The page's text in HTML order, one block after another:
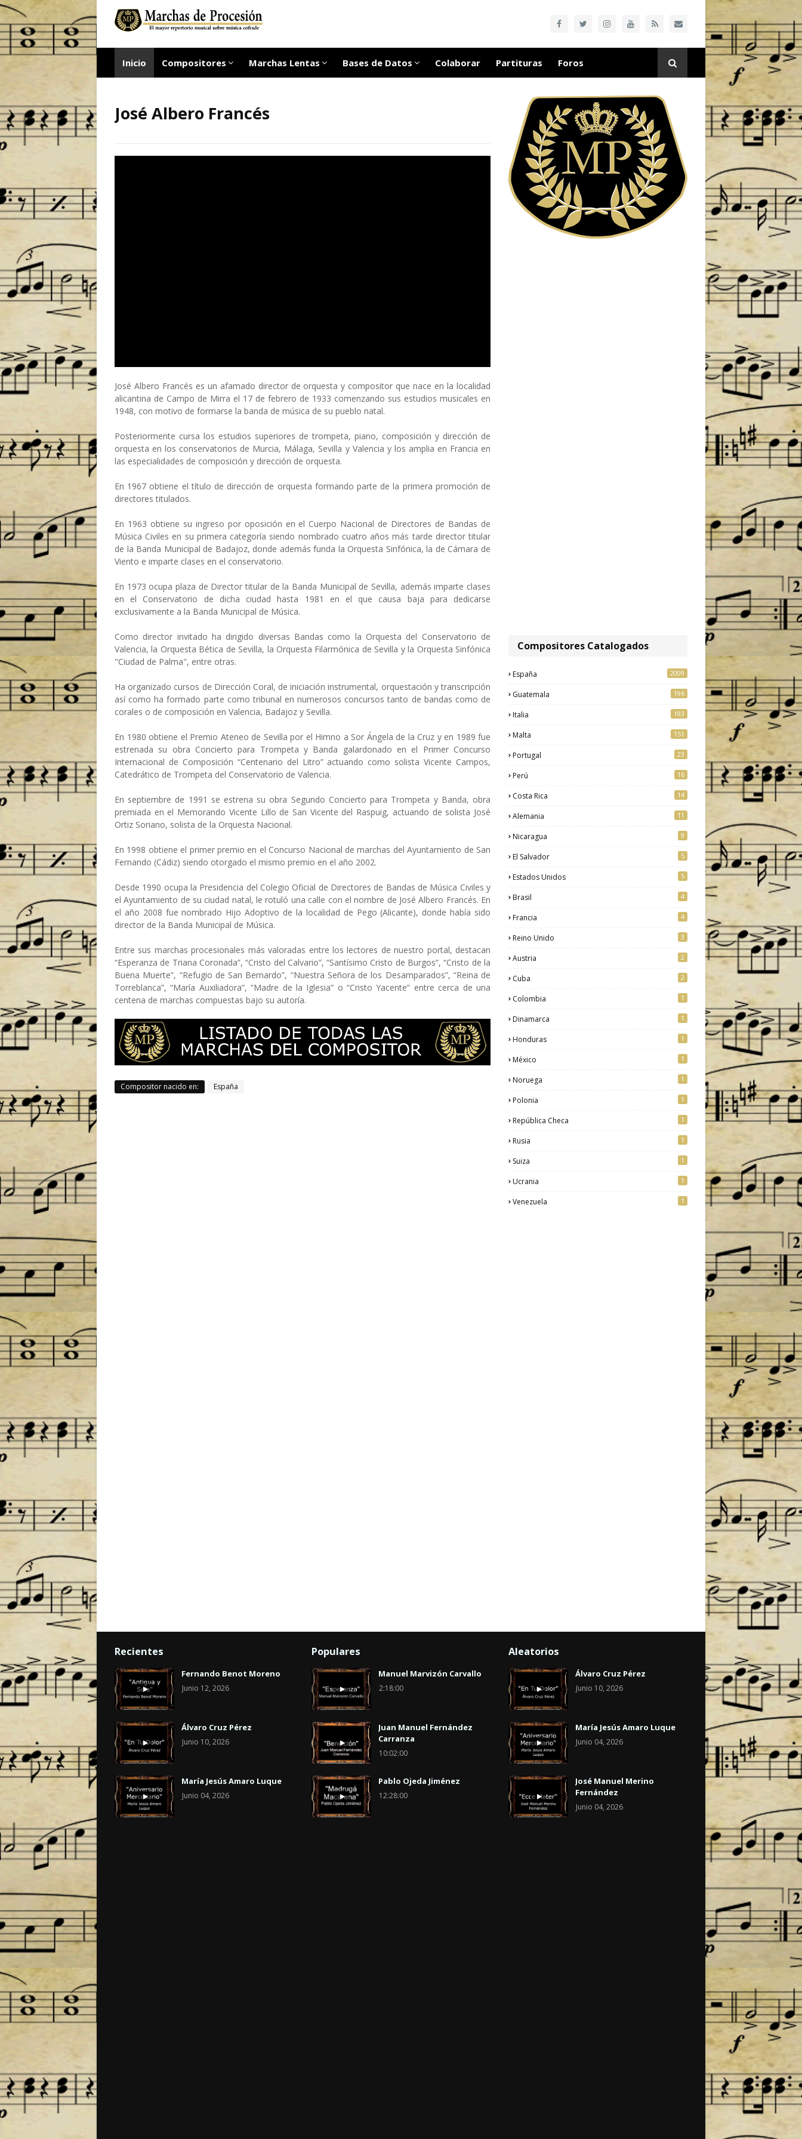
Inicio Compositores Marchas Lentas Bases de Datos Colaborar Partituras Foros
José Albero Francés
José Albero Francés es un afamado director de orquesta y compositor que nace en la localidad
alicantina de Campo de Mirra el 17 de febrero de 1933 comenzando sus estudios musicales en
1948, con motivo de formarse la banda de música de su pueblo natal.
Posteriormente cursa los estudios superiores de trompeta, piano, composición y dirección de
orquesta en los conservatorios de Murcia, Málaga, Sevilla y Valencia y los amplia en Francia en
las especialidades de composición y dirección de orquesta.
En 1967 obtiene el título de dirección de orquesta formando parte de la primera promoción de
directores titulados.
En 1963 obtiene su ingreso por oposición en el Cuerpo Nacional de Directores de Bandas de
Música Civiles en su primera categoría siendo nombrado cuatro años más tarde director titular
de la Banda Municipal de Badajoz, donde además funda la Orquesta Sinfónica, la de Cámara de
Viento e imparte clases en el conservatorio.
En 1973 ocupa plaza de Director titular de la Banda Municipal de Sevilla, además imparte clases
en el Conservatorio de dicha ciudad hasta 1981 en el que causa baja para dedicarse
exclusivamente a la Banda Municipal de Música.
Como director invitado ha dirigido diversas Bandas como la Orquesta del Conservatorio de
Valencia, la Orquesta Bética de Sevilla, la Orquesta Filarmónica de Sevilla y la Orquesta Sinfónica
"Ciudad de Palma", entre otras.
Ha organizado cursos de Dirección Coral, de iniciación instrumental, orquestación y transcripción
así como ha formado parte como tribunal en numerosos concursos tanto de bandas como de
corales o de composición en Valencia, Badajoz y Sevilla.
En 1980 obtiene el Premio Ateneo de Sevilla por el Himno a Sor Ángela de la Cruz y en 1989 fue
estrenada su obra Concierto para Trompeta y Banda galardonado en el Primer Concurso
Internacional de Composición “Centenario del Litro” actuando como solista Vicente Campos,
Catedrático de Trompeta del Conservatorio de Valencia.
En septiembre de 1991 se estrena su obra Segundo Concierto para Trompeta y Banda, obra
premiada en el Memorando Vicente Lillo de San Vicente del Raspuig, actuando de solista José
Ortiz Soriano, solista de la Orquesta Nacional.
En 1998 obtiene el primer premio en el Concurso Nacional de marchas del Ayuntamiento de San
Fernando (Cádiz) siendo otorgado el mismo premio en el año 2002.
Desde 1990 ocupa la Presidencia del Colegio Oficial de Directores de Bandas de Música Civiles y
el Ayuntamiento de su ciudad natal, le rotuló una calle con el nombre de José Albero Francés. En
el año 2008 fue nombrado Hijo Adoptivo de la localidad de Pego (Alicante), donde había sido
director de la Banda Municipal de Música.
Entre sus marchas procesionales más valoradas entre los lectores de nuestro portal, destacan
“Esperanza de Triana Coronada”, “Cristo del Calvario”, “Santísimo Cristo de Burgos”, “Cristo de la
Buena Muerte”, “Refugio de San Bernardo”, “Nuestra Señora de los Desamparados”, “Reina de
Torreblanca”, “María Auxiliadora”, “Madre de la Iglesia” o “Cristo Yacente” entre cerca de una
centena de marchas compuestas bajo su autoría.
Compositor nacido en: España
Compositores Catalogados
España 2009
Guatemala 196
Italia 193
Malta 151
Portugal 23
Perú 16
Costa Rica 14
Alemania 11
Nicaragua 9
El Salvador 5
Estados Unidos 5
Brasil 4
Francia 4
Reino Unido 3
Austria 2
Cuba 2
Colombia 1
Dinamarca 1
Honduras 1
México 1
Noruega 1
Polonia 1
República Checa 1
Rusia 1
Suiza 1
Ucrania 1
Venezuela 1
Recientes
Fernando Benot Moreno
Junio 12, 2026
Álvaro Cruz Pérez
Junio 10, 2026
María Jesús Amaro Luque
Junio 04, 2026
Populares
Manuel Marvizón Carvallo
2:18:00
Juan Manuel Fernández
Carranza
10:02:00
Pablo Ojeda Jiménez
12:28:00
Aleatorios
Álvaro Cruz Pérez
Junio 10, 2026
María Jesús Amaro Luque
Junio 04, 2026
José Manuel Merino
Fernández
Junio 04, 2026